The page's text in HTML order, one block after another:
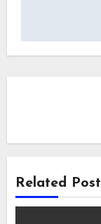
Related Post